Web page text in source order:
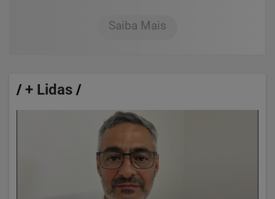
Saiba Mais
/ + Lidas /